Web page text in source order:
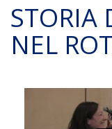
STORIA
NEL